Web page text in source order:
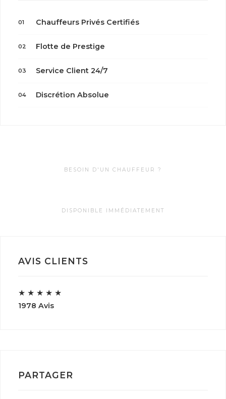
01 Chauffeurs Privés Certifiés
02 Flotte de Prestige
03 Service Client 24/7
04 Discrétion Absolue
BESOIN D'UN CHAUFFEUR ?
DISPONIBLE IMMÉDIATEMENT
AVIS CLIENTS
★ ★ ★ ★ ★
1978 Avis
PARTAGER